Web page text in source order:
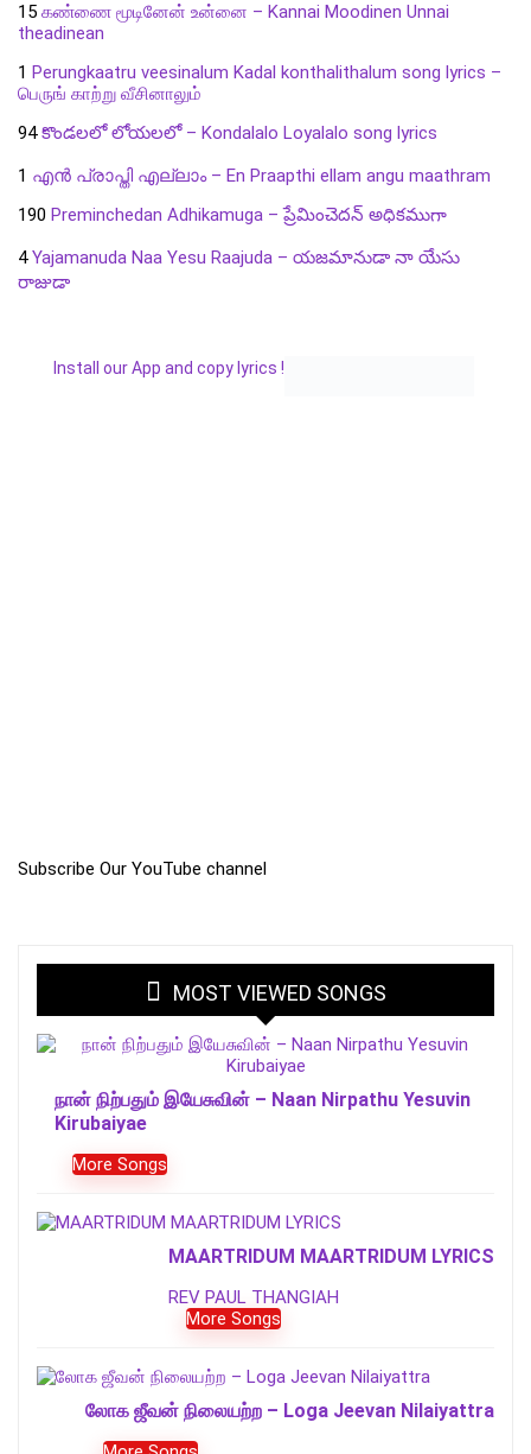
15 கண்ணை மூடினேன் உன்னை – Kannai Moodinen Unnai
theadinean
1 Perungkaatru veesinalum Kadal konthalithalum song lyrics –
பெருங் காற்று வீசினாலும்
94 కొండలలో లోయలలో – Kondalalo Loyalalo song lyrics
1 എൻ പ്രാപ്തി എല്ലാം – En Praapthi ellam angu maathram
190 Preminchedan Adhikamuga – ప్రేమించెదన్ అధికముగా
4 Yajamanuda Naa Yesu Raajuda – యజమానుడా నా యేసు
రాజుడా
Install our App and copy lyrics !
Subscribe Our YouTube channel
MOST VIEWED SONGS
நான் நிற்பதும் இயேசுவின் – Naan Nirpathu Yesuvin
Kirubaiyae
More Songs
MAARTRIDUM MAARTRIDUM LYRICS
REV PAUL THANGIAH
More Songs
லோக ஜீவன் நிலையற்ற – Loga Jeevan Nilaiyattra